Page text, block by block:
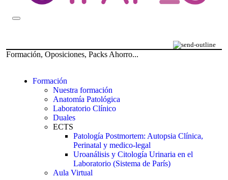
Formación, Oposiciones, Packs Ahorro...
Formación
Nuestra formación
Anatomía Patológica
Laboratorio Clínico
Duales
ECTS
Patología Postmortem: Autopsia Clínica,
Perinatal y medico-legal
Uroanálisis y Citología Urinaria en el
Laboratorio (Sistema de París)
Aula Virtual